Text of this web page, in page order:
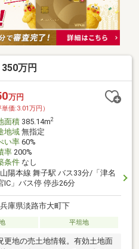
万円
万円
単価:3.01万円）
面積385.14m2
地域無指定
い率60%
率200%
条件なし
山陽本線 舞子駅 バス33分/「津名
IC」バス停 停歩26分
兵庫県淡路市大町下
平坦地
更地の売土地情報。有効土地面